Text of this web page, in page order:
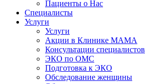
Пациенты о Нас
Специалисты
Услуги
Услуги
Акции в Клинике МАМА
Консультации специалистов
ЭКО по ОМС
Подготовка к ЭКО
Обследование женщины